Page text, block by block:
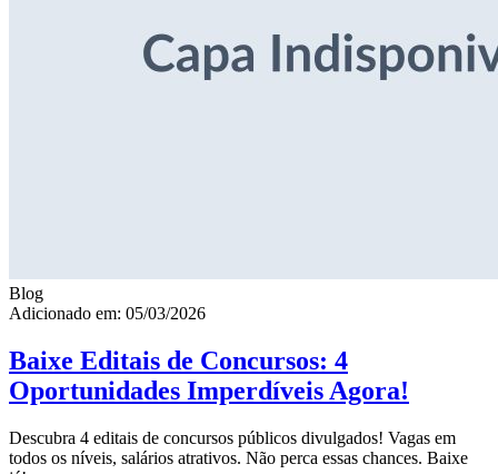
Blog
Adicionado em: 05/03/2026
Baixe Editais de Concursos: 4
Oportunidades Imperdíveis Agora!
Descubra 4 editais de concursos públicos divulgados! Vagas em
todos os níveis, salários atrativos. Não perca essas chances. Baixe